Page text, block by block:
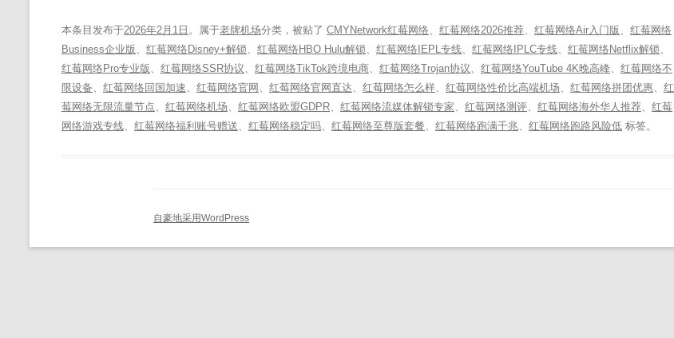
本条目发布于2026年2月1日 。属于老牌机场分类，被贴了 CMYNetwork红莓网络、 红莓网络2026推荐、 红莓网络Air入门版、 红莓网络
Business企业版、 红莓网络Disney+解锁、 红莓网络HBO Hulu解锁、 红莓网络IEPL专线、 红莓网络IPLC专线、 红莓网络Netflix解锁、
红莓网络Pro专业版、 红莓网络SSR协议、 红莓网络TikTok跨境电商、 红莓网络Trojan协议、 红莓网络YouTube 4K晚高峰、 红莓网络不
限设备、 红莓网络回国加速、 红莓网络官网 、 红莓网络官网直达、 红莓网络怎么样、 红莓网络性价比高端机场、 红莓网络拼团优惠、 红
莓网络无限流量节点、 红莓网络机场、 红莓网络欧盟GDPR、 红莓网络流媒体解锁专家、 红莓网络测评、 红莓网络海外华人推荐、 红莓
网络游戏专线、 红莓网络福利账号赠送、 红莓网络稳定吗、 红莓网络至尊版套餐、 红莓网络跑满千兆、 红莓网络跑路风险低 标签。
自豪地采用WordPress